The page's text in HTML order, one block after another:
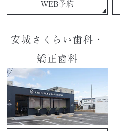
WEB予約
安城さくらい歯科・
矯正歯科